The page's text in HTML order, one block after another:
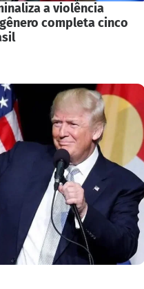
a violência
completa cinco